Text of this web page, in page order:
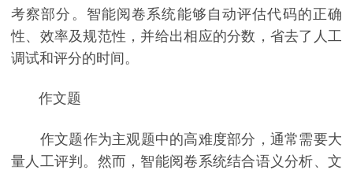
考察部分。智能阅卷系统能够自动评估代码的正确
性、效率及规范性，并给出相应的分数，省去了人工
调试和评分的时间。
作文题
作文题作为主观题中的高难度部分，通常需要大
量人工评判。然而，智能阅卷系统结合语义分析、文